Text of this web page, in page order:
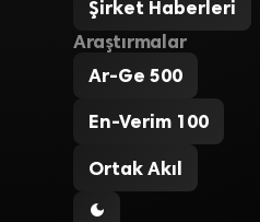
Şirket Haberleri
Araştırmalar
Ar-Ge 500
En-Verim 100
Ortak Akıl